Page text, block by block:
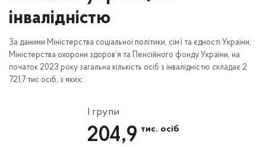
інвалідністю
За даними Міністерства соціальної політики, сім’ї та єдності України,
Міністерства охорони здоров’я та Пенсійного фонду України, на
початок 2023 року загальна кількість осіб з інвалідністю складає 2
721,7 тис осіб, з яких:
I групи
204,9 тис. осіб